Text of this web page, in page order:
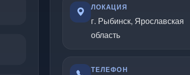
ЛОКАЦИЯ
г. Рыбинск, Ярославская
область
ТЕЛЕФОН